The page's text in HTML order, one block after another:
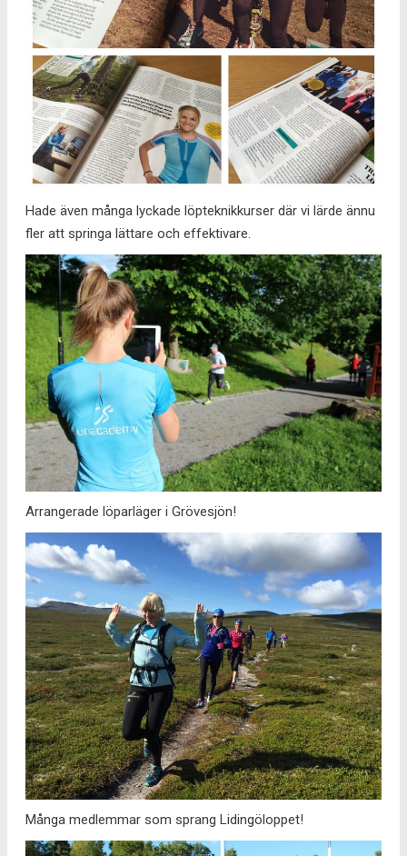
Hade även många lyckade löpteknikkurser där vi lärde ännu
fler att springa lättare och effektivare.
Arrangerade löparläger i Grövesjön!
Många medlemmar som sprang Lidingöloppet!